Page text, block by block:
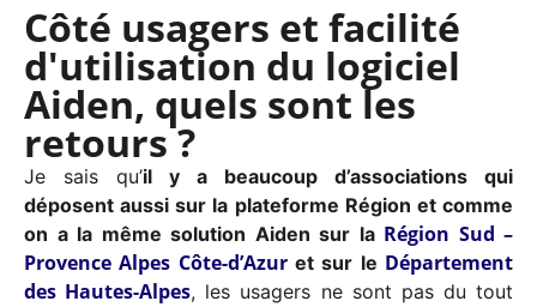
Côté usagers et facilité
d'utilisation du logiciel
Aiden, quels sont les
retours ?
Je sais qu’il y a beaucoup d’associations qui
déposent aussi sur la plateforme Région et comme
on a la même solution Aiden sur la Région Sud –
Provence Alpes Côte-d’Azuret sur le Département
des Hautes-Alpes, les usagers ne sont pas du tout